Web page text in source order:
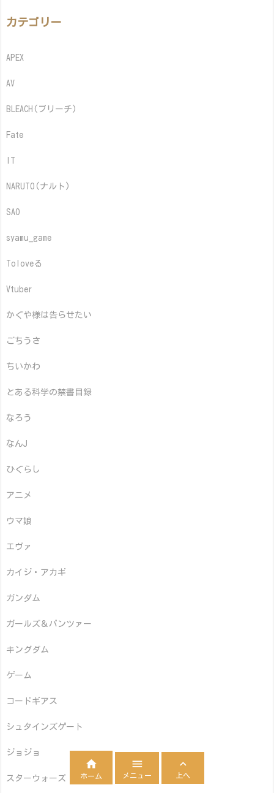
カテゴリー
APEX
AV
BLEACH(ブリーチ)
Fate
NARUTO(ナルト)
SAO
syamu_game
Toloveる
Vtuber
かぐや様は告らせたい
ごちうさ
ちいかわ
とある科学の禁書目録
なろう
なんJ
ひぐらし
アニメ
ウマ娘
エヴァ
カイジ・アカギ
ガンダム
ガールズ＆パンツァー
キングダム
ゲーム
コードギアス
シュタインズゲート
ジョジョ
スターウォーズ

ホーム

メニュー

上へ